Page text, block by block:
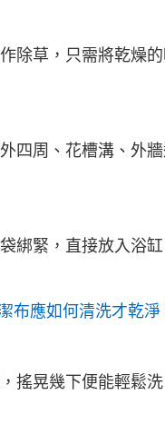
除草，只需將乾燥
四周、花槽溝、外
綁緊，直接放入浴缸
布應如何清洗才乾淨
搖晃幾下便能輕鬆洗